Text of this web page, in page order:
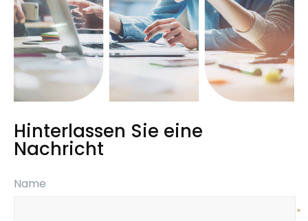
Hinterlassen Sie eine
Nachricht
Name
*